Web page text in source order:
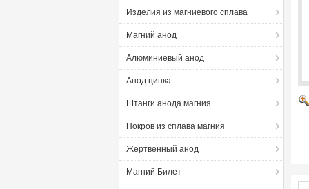
Изделия из магниевого сплава
Магний анод
Алюминиевый анод
Анод цинка
Штанги анода магния
Покров из сплава магния
Жертвенный анод
Магний Билет